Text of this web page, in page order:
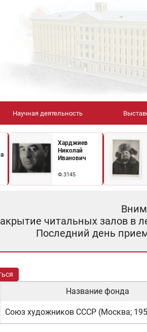
Научная деятельность
Харджиев
Николай
Иванович
Ф.3145
читальных залов в
Последний день
Название фонда
Союз художников СССР (Москва;